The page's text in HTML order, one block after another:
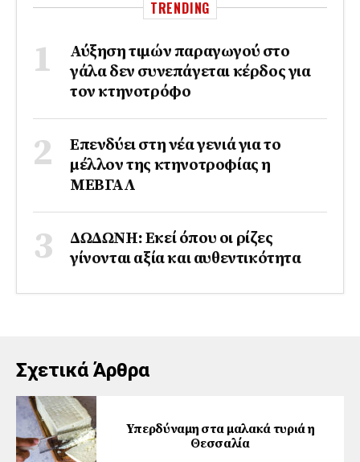
TRENDING
Αύξηση τιμών παραγωγού στο
γάλα δεν συνεπάγεται κέρδος για
τον κτηνοτρόφο
Επενδύει στη νέα γενιά για το
μέλλον της κτηνοτροφίας η
ΜΕΒΓΑΛ
ΔΩΔΩΝΗ: Εκεί όπου οι ρίζες
γίνονται αξία και αυθεντικότητα
Σχετικά Άρθρα
Yπερδύναμη στα μαλακά τυριά η
Θεσσαλία